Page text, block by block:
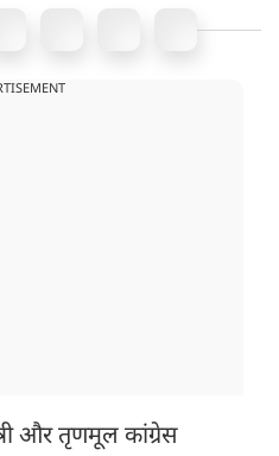
और तृणमूल कांग्रेस